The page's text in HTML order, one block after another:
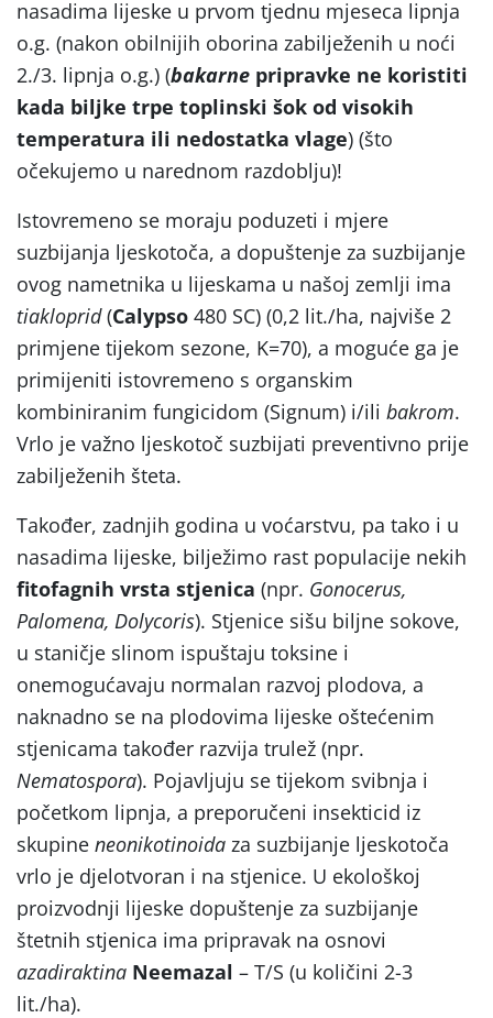
nasadima lijeske u prvom tjednu mjeseca lipnja
o.g. (nakon obilnijih oborina zabilježenih u noći
2./3. lipnja o.g.) (bakarne pripravke ne koristiti
kada biljke trpe toplinski šok od visokih
temperatura ili nedostatka vlage) (što
očekujemo u narednom razdoblju)!
Istovremeno se moraju poduzeti i mjere
suzbijanja ljeskotoča, a dopuštenje za suzbijanje
ovog nametnika u lijeskama u našoj zemlji ima
tiakloprid(Calypso 480 SC) (0,2 lit./ha, najviše 2
primjene tijekom sezone, K=70), a moguće ga je
primijeniti istovremeno s organskim
kombiniranim fungicidom (Signum) i/ili bakrom.
Vrlo je važno ljeskotoč suzbijati preventivno prije
zabilježenih šteta.
Također, zadnjih godina u voćarstvu, pa tako i u
nasadima lijeske, bilježimo rast populacije nekih
fitofagnih vrsta stjenica (npr. Gonocerus,
Palomena, Dolycoris). Stjenice sišu biljne sokove,
u staničje slinom ispuštaju toksine i
onemogućavaju normalan razvoj plodova, a
naknadno se na plodovima lijeske oštećenim
stjenicama također razvija trulež (npr.
Nematospora). Pojavljuju se tijekom svibnja i
početkom lipnja, a preporučeni insekticid iz
skupine neonikotinoida za suzbijanje ljeskotoča
vrlo je djelotvoran i na stjenice. U ekološkoj
proizvodnji lijeske dopuštenje za suzbijanje
štetnih stjenica ima pripravak na osnovi
azadiraktina Neemazal – T/S (u količini 2-3
lit./ha).